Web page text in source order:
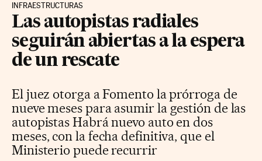
INFRAESTRUCTURAS
Las autopistas radiales
seguirán abiertas a la espera
de un rescate
El juez otorga a Fomento la prórroga de
nueve meses para asumir la gestión de las
autopistas Habrá nuevo auto en dos
meses, con la fecha definitiva, que el
Ministerio puede recurrir